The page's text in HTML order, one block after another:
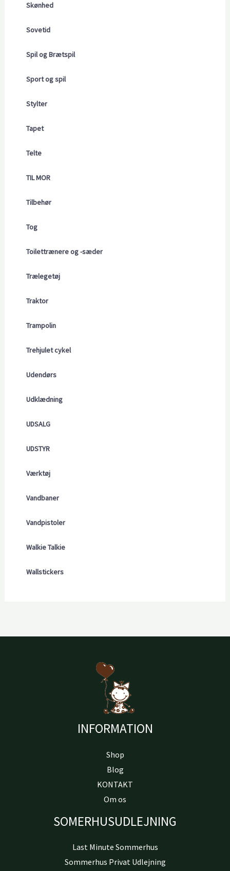
Skønhed
Sovetid
Spil og Brætspil
Sport og spil
Stylter
Tapet
Telte
TIL MOR
Tilbehør
Tog
Toilettrænere og -sæder
Trælegetøj
Traktor
Trampolin
Trehjulet cykel
Udendørs
Udklædning
UDSALG
UDSTYR
Værktøj
Vandbaner
Vandpistoler
Walkie Talkie
Wallstickers
INFORMATION
Shop
Blog
KONTAKT
Om os
SOMERHUSUDLEJNING
Last Minute Sommerhus
Sommerhus Privat Udlejning